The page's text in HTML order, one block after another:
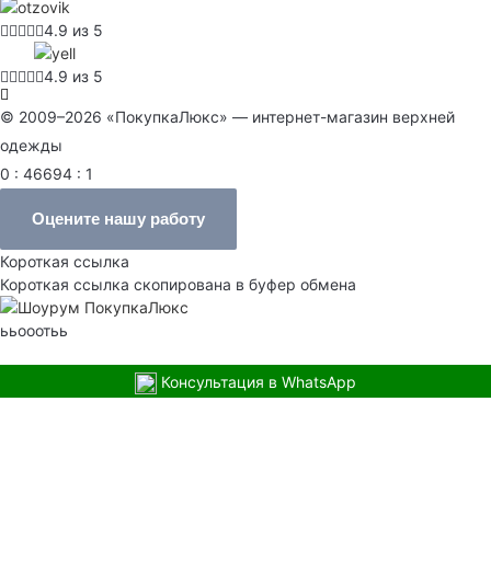
4.9 из 5
4.9 из 5
© 2009–2026 «ПокупкаЛюкс» — интернет-магазин верхней
одежды
0 : 46694 : 1
Оцените нашу работу
Короткая ссылка
Короткая ссылка скопирована в буфер обмена
ььооотьь
Консультация в WhatsApp